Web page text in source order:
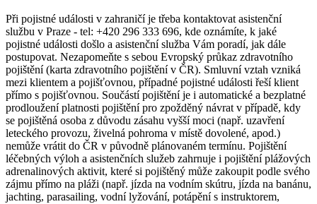
Při pojistné události v zahraničí je třeba kontaktovat asistenční
službu v Praze - tel: +420 296 333 696, kde oznámíte, k jaké
pojistné události došlo a asistenční služba Vám poradí, jak dále
postupovat. Nezapomeňte s sebou Evropský průkaz zdravotního
pojištění (karta zdravotního pojištění v ČR). Smluvní vztah vzniká
mezi klientem a pojišťovnou, případné pojistné události řeší klient
přímo s pojišťovnou. Součástí pojištění je i automatické a bezplatné
prodloužení platnosti pojištění pro zpožděný návrat v případě, kdy
se pojištěná osoba z důvodu zásahu vyšší moci (např. uzavření
leteckého provozu, živelná pohroma v místě dovolené, apod.)
nemůže vrátit do ČR v původně plánovaném termínu. Pojištění
léčebných výloh a asistenčních služeb zahrnuje i pojištění plážových
adrenalinových aktivit, které si pojištěný může zakoupit podle svého
zájmu přímo na pláži (např. jízda na vodním skútru, jízda na banánu,
jachting, parasailing, vodní lyžování, potápění s instruktorem,